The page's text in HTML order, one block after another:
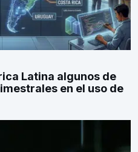
Latina algunos de
en el uso de